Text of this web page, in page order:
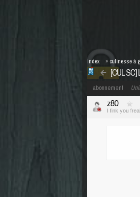
[CUL SC]
Index » culinesse à
abonnement
z80
I fink you